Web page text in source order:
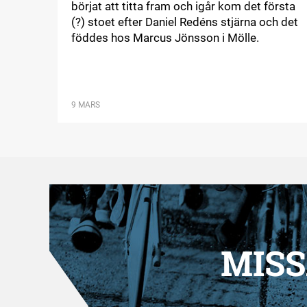
börjat att titta fram och igår kom det första
(?) stoet efter Daniel Redéns stjärna och det
föddes hos Marcus Jönsson i Mölle.
9 MARS